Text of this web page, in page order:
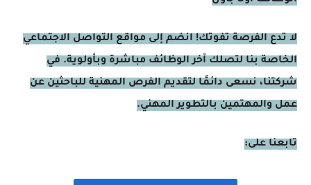
لا تدع الفرصة تفوتك! انضم إلى مواقع التواصل الاجتماعي
الخاصة بنا لتصلك آخر الوظائف مباشرة وبأولوية. في
شركتنا، نسعى دائمًا لتقديم الفرص المهنية للباحثين عن
عمل والمهتمين بالتطوير المهني.
تابعنا على: